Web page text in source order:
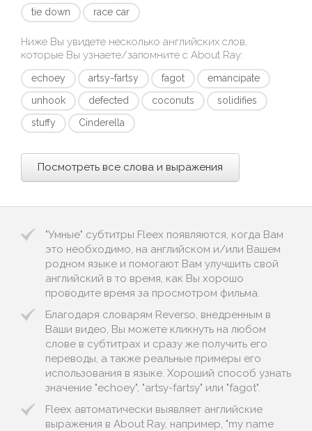
tie down
race car
Ниже Вы увидете несколько английских слов,
которые Вы узнаете/запомните с About Ray:
echoey artsy-fartsy fagot
emancipate
unhook
defected coconuts
solidifies
stuffy
Cinderella
Посмотреть все слова и выражения
"Умные" субтитры Fleex появляются, когда Вам
это необходимо, на английском и/или Вашем
родном языке и помогают Вам улучшить свой
английский в то время, как Вы хорошо
проводите время за просмотром фильма.
Благодаря словарям Reverso, внедренным в
Ваши видео, Вы можете кликнуть на любом
слове в субтитрах и сразу же получить его
переводы, а также реальные примеры его
использования в языке. Хороший способ узнать
значение "echoey", "artsy-fartsy" или "fagot".
Fleex автоматически выявляет английские
выражения в About Ray, например, "my name